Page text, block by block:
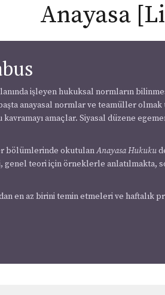
Anayasa
işleyen hukuksal normların
anayasal normlar ve teamüller
amaçlar. Siyasal düzene
bölümlerinde okutulanAnayasa Hukuku
teori için örneklerle anlatılmakta,
en az birini temin etmeleri ve haftalık